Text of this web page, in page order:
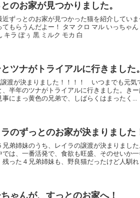
のお家が見つかりました。
近ずっとのお家が見つかった猫を紹介してい
てもらうんだよー！ タマ クロ マル いっちゃ
キラ ぽぅ 黒 ミルク モカ 白
ツナがトライアルに行きました
譲渡が決まりました！！！！ いつまでも元
、半年のツナがトライアルに行きました。き
事にまっ黄色の兄弟で、しばらくはまったく...
のずっとのお家が決まりました
兄弟姉妹のうち、レイラの譲渡が決まりまし
では、一番活発で、食欲も旺盛、そのせいか
残った４兄弟姉妹も、野良猫だったけど人馴れ
ちゃんが、すっとのお家へ！